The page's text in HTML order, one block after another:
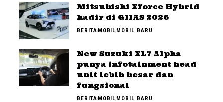
Mitsubishi Xforce Hybrid
hadir di GIIAS 2026
BERITAMOBILMOBIL BARU
New Suzuki XL7 Alpha
punya infotainment head
unit lebih besar dan
fungsional
BERITAMOBILMOBIL BARU